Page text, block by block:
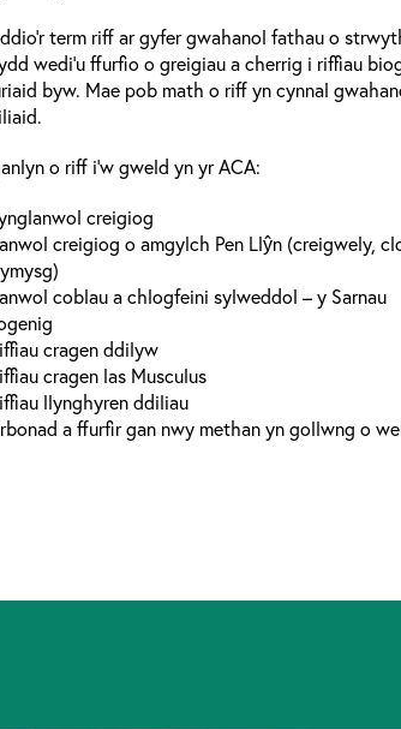
term riff ar gyfer gwahanol fathau o
wedi’u ffurfio o greigiau a cherrig i riffiau
byw. Mae pob math o riff yn cynnal
o riff i’w gweld yn yr ACA:
creigiog
creigiog o amgylch Pen Llŷn (creigwely,
coblau a chlogfeini sylweddol – y Sarnau
cragen ddilyw
cragen las Musculus
llynghyren ddiliau
a ffurfir gan nwy methan yn gollwng o